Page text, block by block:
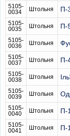
5105-
0034
Штольня П-
5105-
0035
Штольня П-
5105-
0036
Штольня
5105-
0037
Штольня П-
5105-
0038
Штольня
5105-
0039
Штольня
5105-
0040
Штольня П-
5105-
0041
Штольня П-